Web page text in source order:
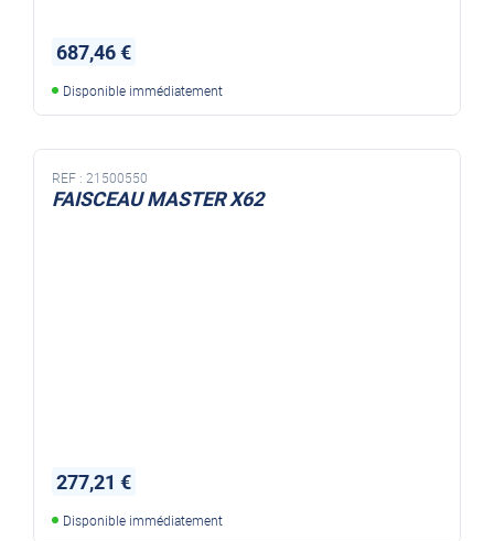
687,46 €
Disponible immédiatement
REF : 21500550
FAISCEAU MASTER X62
277,21 €
Disponible immédiatement